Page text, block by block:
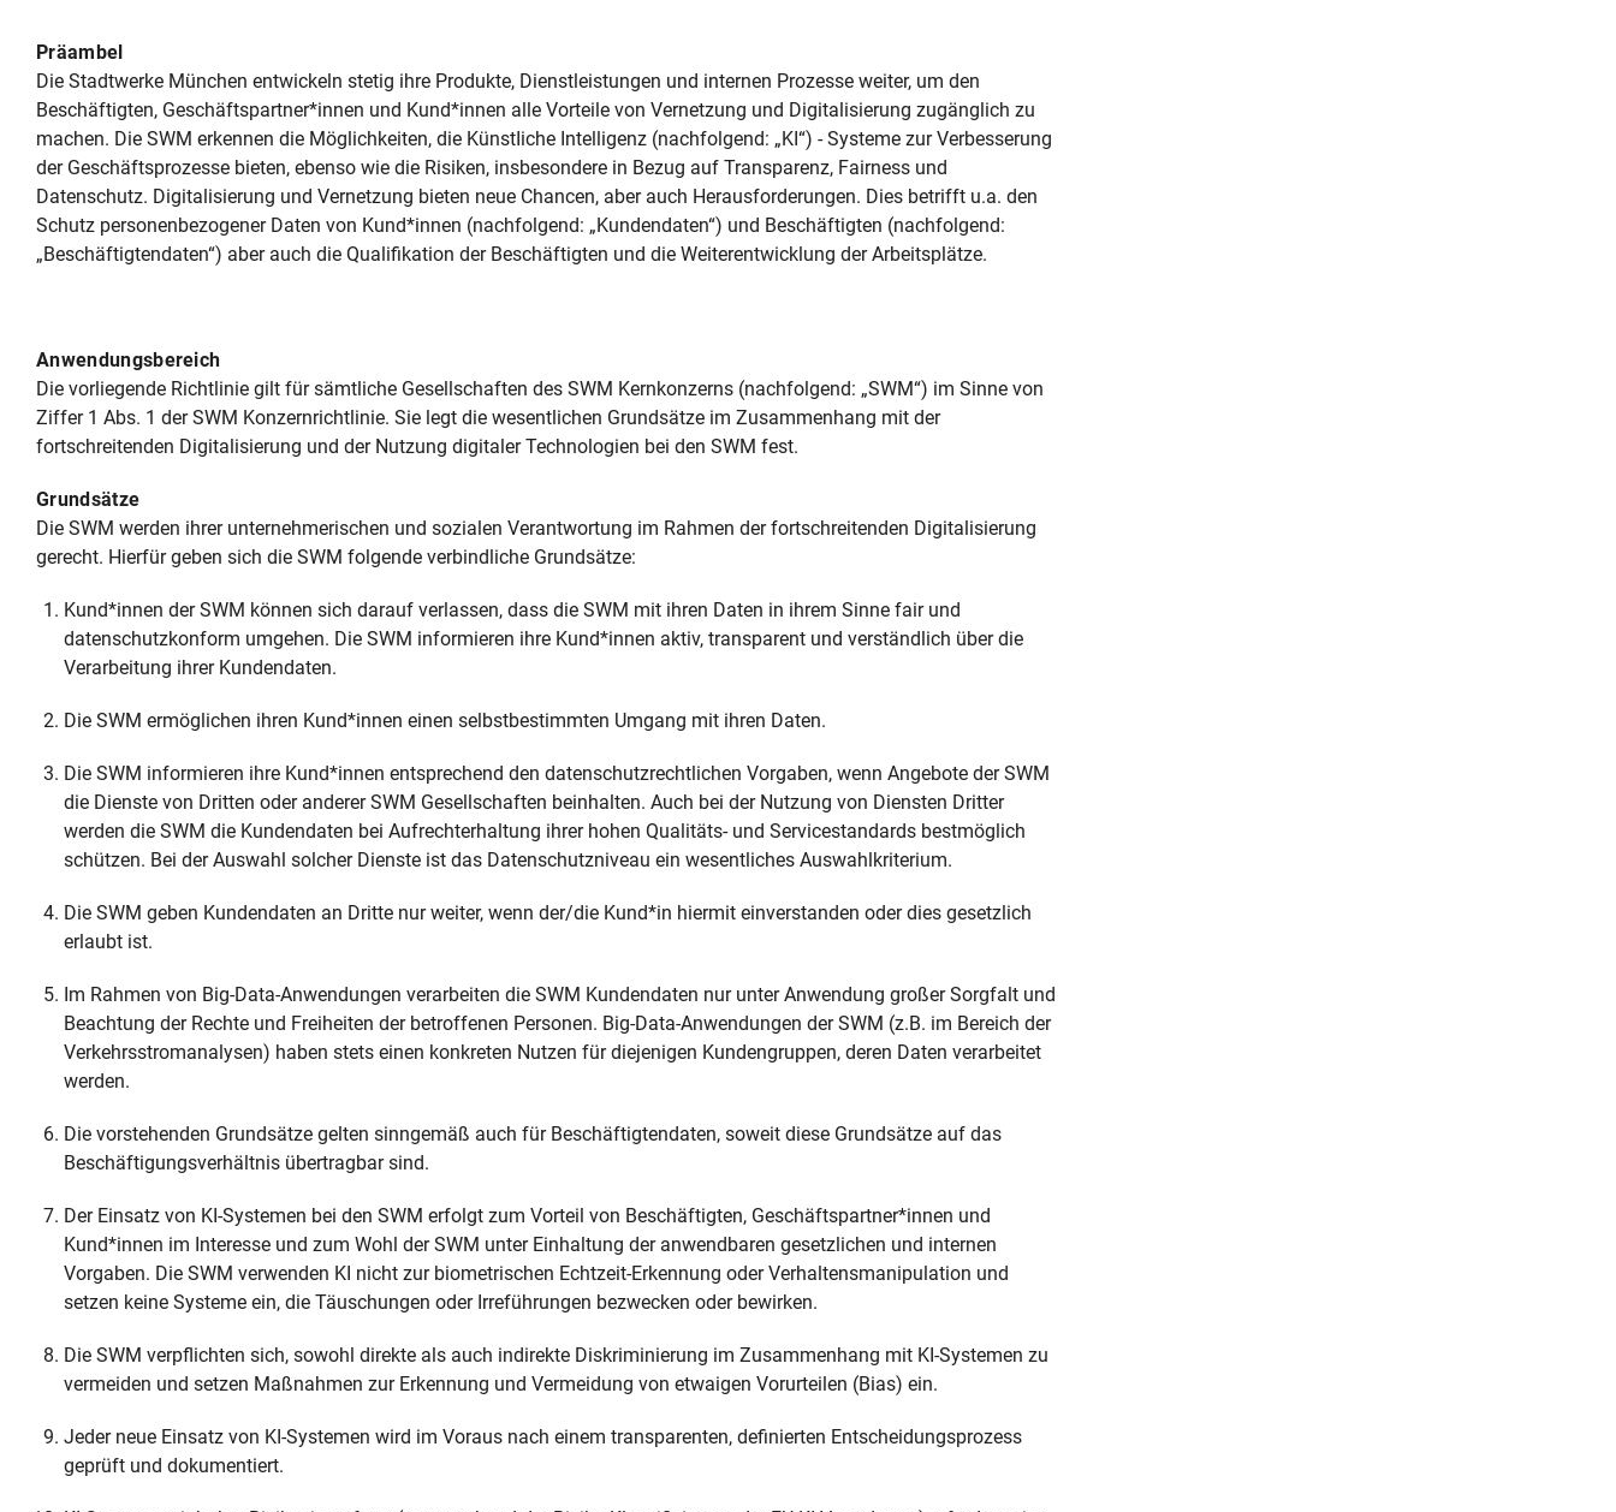
Präambel
Die Stadtwerke München entwickeln stetig ihre Produkte, Dienstleistungen und internen Prozesse weiter, um den
Beschäftigten, Geschäftspartner*innen und Kund*innen alle Vorteile von Vernetzung und Digitalisierung zugänglich zu
machen. Die SWM erkennen die Möglichkeiten, die KünstIiche Intelligenz (nachfolgend: „KI“) - Systeme zur Verbesserung
der Geschäftsprozesse bieten, ebenso wie die Risiken, insbesondere in Bezug auf Transparenz, Fairness und
Datenschutz. Digitalisierung und Vernetzung bieten neue Chancen, aber auch Herausforderungen. Dies betrifft u.a. den
Schutz personenbezogener Daten von Kund*innen (nachfolgend: „Kundendaten“) und Beschäftigten (nachfolgend:
„Beschäftigtendaten“) aber auch die Qualifikation der Beschäftigten und die Weiterentwicklung der Arbeitsplätze.
Anwendungsbereich
Die vorliegende Richtlinie gilt für sämtliche Gesellschaften des SWM Kernkonzerns (nachfolgend: „SWM“) im Sinne von
Ziffer 1 Abs. 1 der SWM Konzernrichtlinie. Sie legt die wesentlichen Grundsätze im Zusammenhang mit der
fortschreitenden Digitalisierung und der Nutzung digitaler Technologien bei den SWM fest.
Grundsätze
Die SWM werden ihrer unternehmerischen und sozialen Verantwortung im Rahmen der fortschreitenden Digitalisierung
gerecht. Hierfür geben sich die SWM folgende verbindliche Grundsätze:
Kund*innen der SWM können sich darauf verlassen, dass die SWM mit ihren Daten in ihrem Sinne fair und
datenschutzkonform umgehen. Die SWM informieren ihre Kund*innen aktiv, transparent und verständlich über die
Verarbeitung ihrer Kundendaten.
Die SWM ermöglichen ihren Kund*innen einen selbstbestimmten Umgang mit ihren Daten.
Die SWM informieren ihre Kund*innen entsprechend den datenschutzrechtlichen Vorgaben, wenn Angebote der SWM
die Dienste von Dritten oder anderer SWM Gesellschaften beinhalten. Auch bei der Nutzung von Diensten Dritter
werden die SWM die Kundendaten bei Aufrechterhaltung ihrer hohen Qualitäts- und Servicestandards bestmöglich
schützen. Bei der Auswahl solcher Dienste ist das Datenschutzniveau ein wesentliches Auswahlkriterium.
Die SWM geben Kundendaten an Dritte nur weiter, wenn der/die Kund*in hiermit einverstanden oder dies gesetzlich
erlaubt ist.
Im Rahmen von Big-Data-Anwendungen verarbeiten die SWM Kundendaten nur unter Anwendung großer Sorgfalt und
Beachtung der Rechte und Freiheiten der betroffenen Personen. Big-Data-Anwendungen der SWM (z.B. im Bereich der
Verkehrsstromanalysen) haben stets einen konkreten Nutzen für diejenigen Kundengruppen, deren Daten verarbeitet
werden.
Die vorstehenden Grundsätze gelten sinngemäß auch für Beschäftigtendaten, soweit diese Grundsätze auf das
Beschäftigungsverhältnis übertragbar sind.
Der Einsatz von KI-Systemen bei den SWM erfolgt zum Vorteil von Beschäftigten, Geschäftspartner*innen und
Kund*innen im Interesse und zum Wohl der SWM unter Einhaltung der anwendbaren gesetzlichen und internen
Vorgaben. Die SWM verwenden KI nicht zur biometrischen Echtzeit-Erkennung oder Verhaltensmanipulation und
setzen keine Systeme ein, die Täuschungen oder Irreführungen bezwecken oder bewirken.
Die SWM verpflichten sich, sowohl direkte als auch indirekte Diskriminierung im Zusammenhang mit KI-Systemen zu
vermeiden und setzen Maßnahmen zur Erkennung und Vermeidung von etwaigen Vorurteilen (Bias) ein.
Jeder neue Einsatz von KI-Systemen wird im Voraus nach einem transparenten, definierten Entscheidungsprozess
geprüft und dokumentiert.